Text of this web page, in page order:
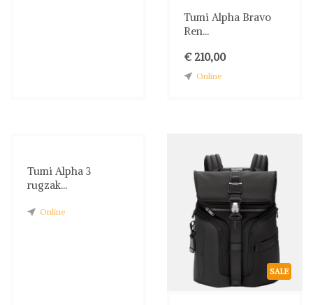
Tumi Alpha Bravo
Ren...
€ 210,00
Online
Tumi Alpha 3
rugzak...
Online
SALE